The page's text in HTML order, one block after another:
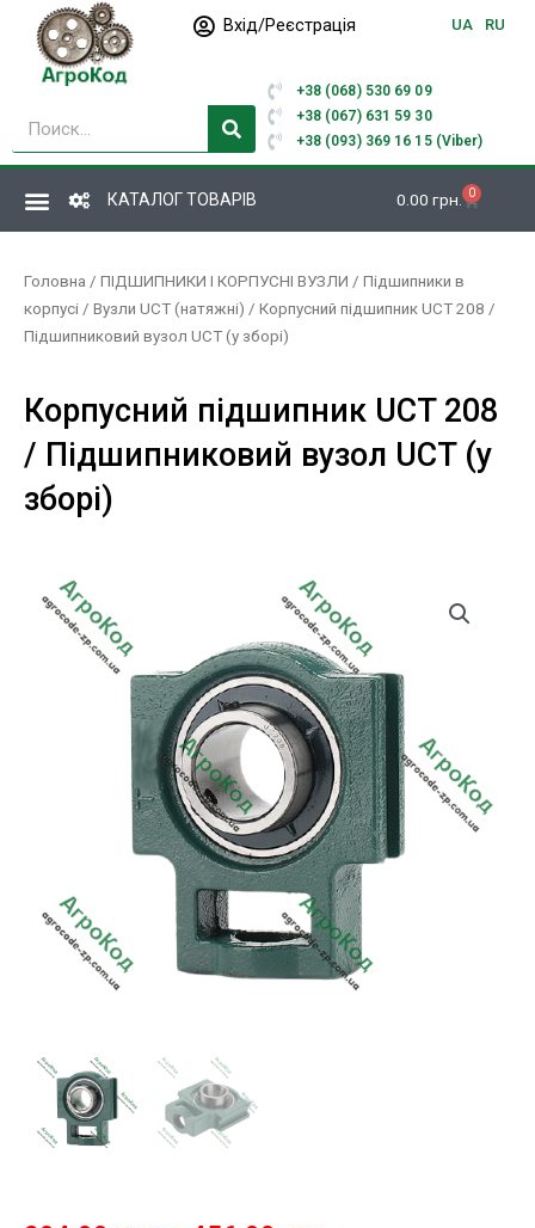
Перейти
вмісту
Вхід/Реєстрація UA RU
Пошук
+38 (068) 530 69 09
+38 (067) 631 59 30
+38 (093) 369 16 15 (Viber)
КАТАЛОГ ТОВАРІВ 0.00 грн. 0
Кошик
Головна / ПІДШИПНИКИ І КОРПУСНІ ВУЗЛИ / Підшипники в
корпусі / Вузли UCT (натяжні) / Корпусний підшипник UCT 208 /
Підшипниковий вузол UCT (у зборі)
Корпусний підшипник UCT 208
/ Підшипниковий вузол UCT (у
зборі)